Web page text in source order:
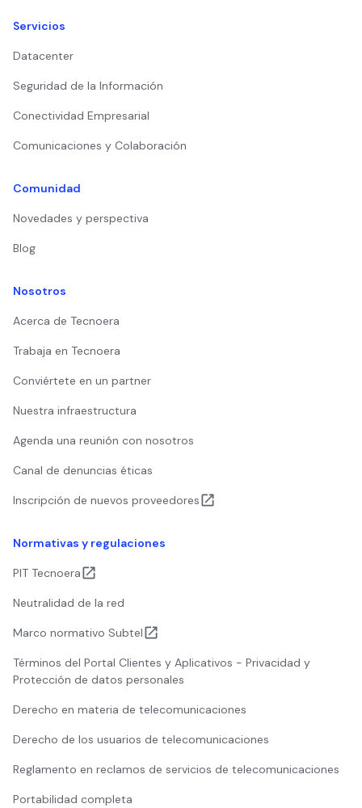
Servicios
Datacenter
Seguridad de la Información
Conectividad Empresarial
Comunicaciones y Colaboración
Comunidad
Novedades y perspectiva
Blog
Nosotros
Acerca de Tecnoera
Trabaja en Tecnoera
Conviértete en un partner
Nuestra infraestructura
Agenda una reunión con nosotros
Canal de denuncias éticas
Inscripción de nuevos proveedores
Normativas y regulaciones
PIT Tecnoera
Neutralidad de la red
Marco normativo Subtel
Términos del Portal Clientes y Aplicativos - Privacidad y
Protección de datos personales
Derecho en materia de telecomunicaciones
Derecho de los usuarios de telecomunicaciones
Reglamento en reclamos de servicios de telecomunicaciones
Portabilidad completa